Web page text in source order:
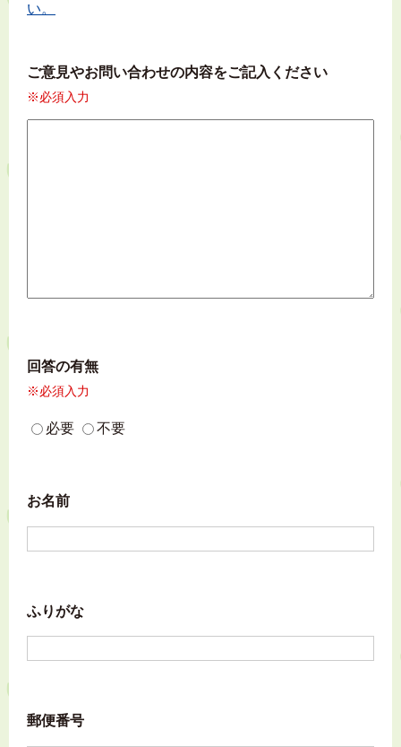
い。
ご意見やお問い合わせの内容をご記入ください
※必須入力
回答の有無
※必須入力
必要 不要
お名前
ふりがな
郵便番号